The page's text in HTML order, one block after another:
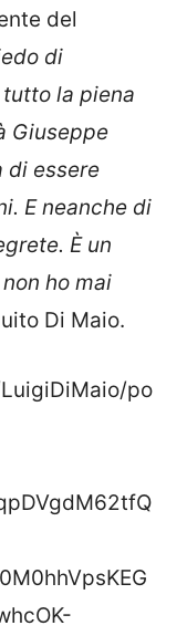
del
di
la piena
Giuseppe
di essere
E neanche di
È un
ho mai
Di Maio.
po